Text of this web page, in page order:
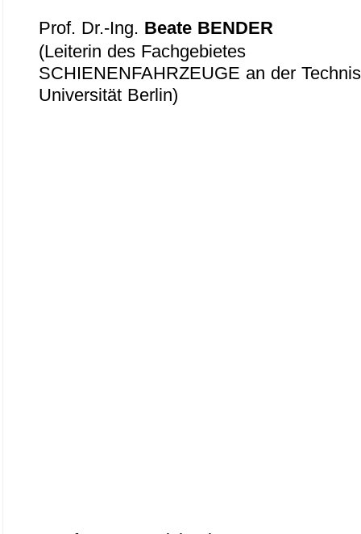
Prof. Dr.-Ing. Beate BENDER
(Leiterin des Fachgebietes
SCHIENENFAHRZEUGE an der
Universität Berlin)